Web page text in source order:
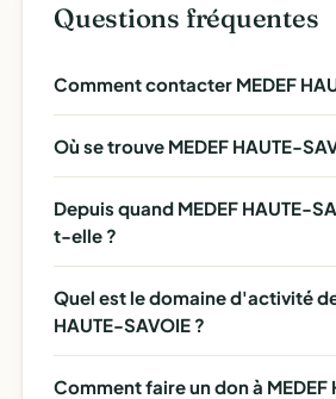
Questions fréquentes
Comment contacter MEDEF
Où se trouve MEDEF HAUTE-
Depuis quand MEDEF HAUTE-
t-elle ?
Quel est le domaine d'activité
HAUTE-SAVOIE ?
Comment faire un don à MEDEF